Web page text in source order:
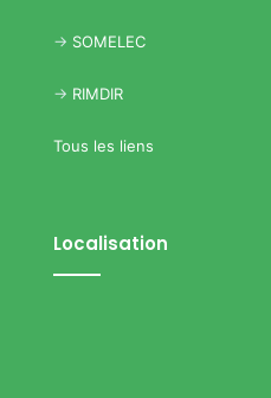
-> SOMELEC
-> RIMDIR
Tous les liens
Localisation